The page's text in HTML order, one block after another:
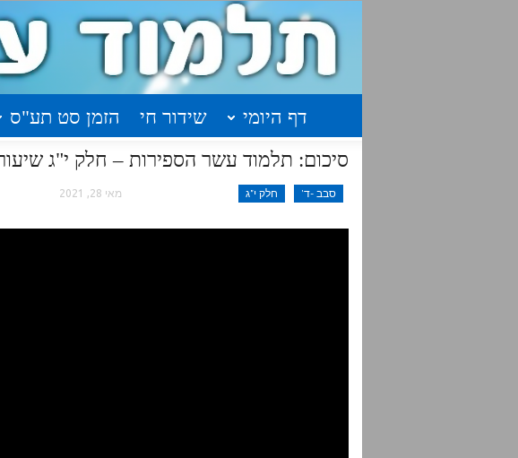
דף היומי שידור חי הזמן סט תע"ס
סיכום: תלמוד עשר הספירות – חלק י"ג שיעור 65 | עמודים אלף תכה-
סבב -ד' חלק י"ג מאי 28, 2021